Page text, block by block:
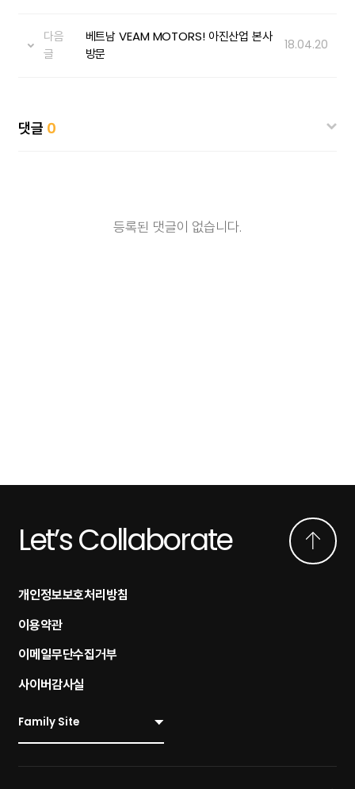
다음
글
베트남 VEAM MOTORS! 아진산업 본사
방문
18.04.20
댓글 0
등록된 댓글이 없습니다.
Let’s Collaborate
개인정보보호처리방침
이용약관
이메일무단수집거부
사이버감사실